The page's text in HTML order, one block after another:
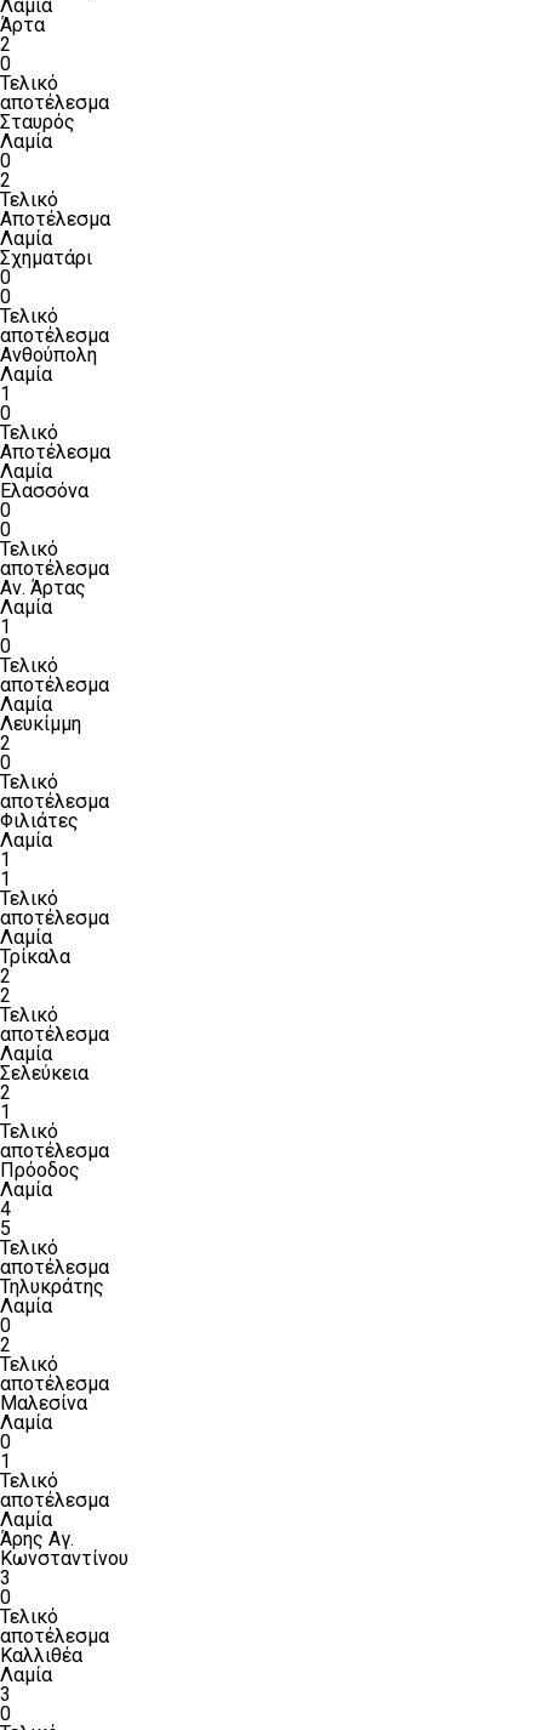
Λαμία
Άρτα
2
0
Τελικό
αποτέλεσμα
Σταυρός
Λαμία
0
2
Τελικό
Αποτέλεσμα
Λαμία
Σχηματάρι
0
0
Τελικό
αποτέλεσμα
Ανθούπολη
Λαμία
1
0
Τελικό
Αποτέλεσμα
Λαμία
Ελασσόνα
0
0
Τελικό
αποτέλεσμα
Αν. Άρτας
Λαμία
1
0
Τελικό
αποτέλεσμα
Λαμία
Λευκίμμη
2
0
Τελικό
αποτέλεσμα
Φιλιάτες
Λαμία
1
1
Τελικό
αποτέλεσμα
Λαμία
Τρίκαλα
2
2
Τελικό
αποτέλεσμα
Λαμία
Σελεύκεια
2
1
Τελικό
αποτέλεσμα
Πρόοδος
Λαμία
4
5
Τελικό
αποτέλεσμα
Τηλυκράτης
Λαμία
0
2
Τελικό
αποτέλεσμα
Μαλεσίνα
Λαμία
0
1
Τελικό
αποτέλεσμα
Λαμία
Άρης Αγ.
Κωνσταντίνου
3
0
Τελικό
αποτέλεσμα
Καλλιθέα
Λαμία
3
0